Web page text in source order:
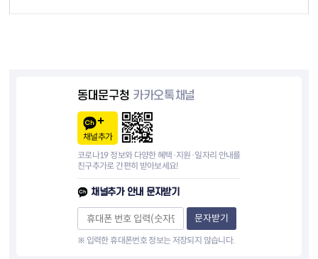
동대문구청 카카오톡채널
채널추가
코로나19 정보와 다양한 혜택·지원·일자리 안내를
친구추가로 간편히 받아보세요!
채널추가 안내 문자받기
문자받기
※ 입력한 휴대폰번호 정보는 저장되지 않습니다.